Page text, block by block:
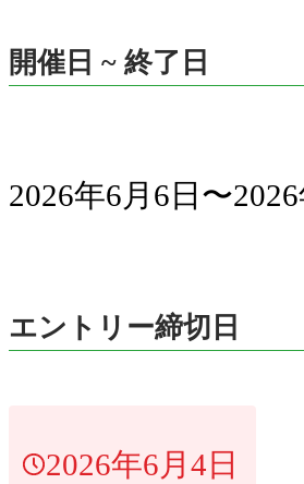
開催日 ~ 終了日
2026年6月6日〜
エントリー締切日
2026年6月4日